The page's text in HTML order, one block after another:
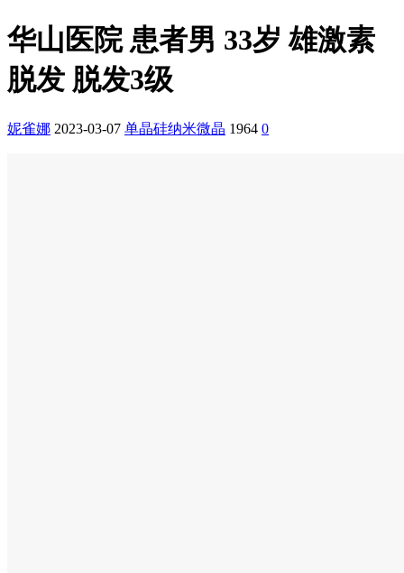
华山医院 患者男 33岁 雄激素
脱发 脱发3级
妮雀娜 2023-03-07 单晶硅纳米微晶 1964 0